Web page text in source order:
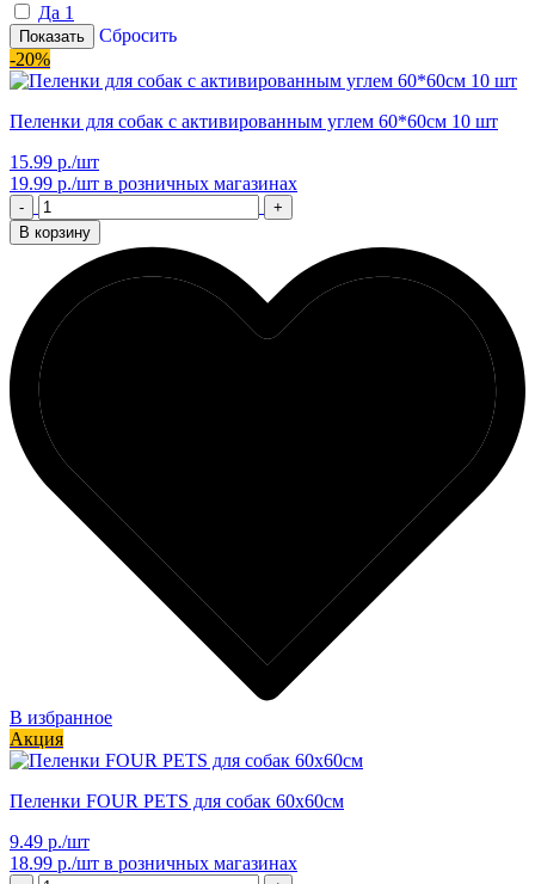
Да 1
Показать
Сбросить
-20%
Пеленки для собак с активированным углем 60*60см 10 шт
15.99 р./шт
19.99 р./шт в розничных магазинах
-
+
В корзину
В избранное
Акция
Пеленки FOUR PETS для собак 60х60см
9.49 р./шт
18.99 р./шт в розничных магазинах